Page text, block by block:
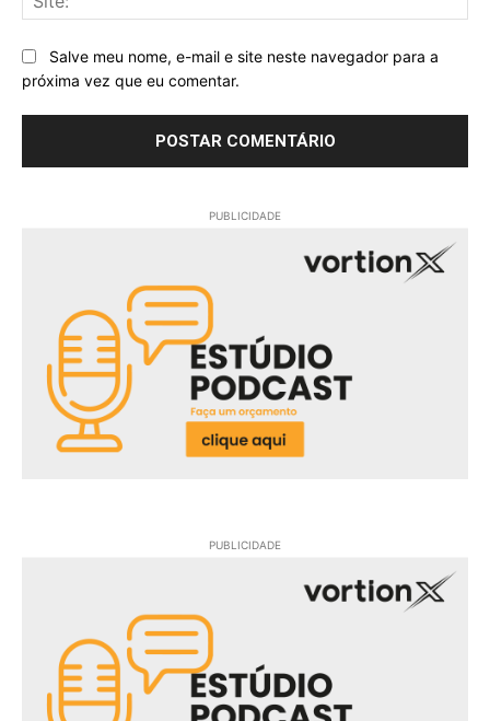
Salve meu nome, e-mail e site neste navegador para a
próxima vez que eu comentar.
PUBLICIDADE
PUBLICIDADE